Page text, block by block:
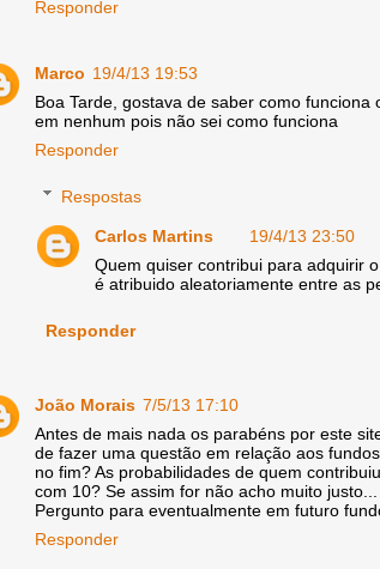
Responder
Marco 19/4/13 19:53
Boa Tarde, gostava de saber como
em nenhum pois não sei como funciona
Responder
Respostas
Carlos Martins
19/4/13 23:50
Quem quiser contribui para adquirir
é atribuido aleatoriamente entre as
Responder
João Morais 7/5/13 17:10
Antes de mais nada os parabéns por este
de fazer uma questão em relação aos
no fim? As probabilidades de quem
com 10? Se assim for não acho muito justo...
Pergunto para eventualmente em futuro
Responder